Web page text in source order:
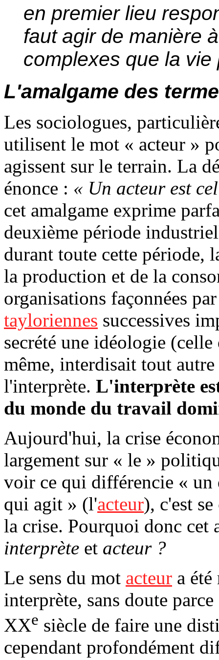
en premier lieu
faut agir de manière
complexes que la
L'amalgame des
Les sociologues,
utilisent le mot « acteur »
agissent sur le terrain. La
énonce : « Un acteur est
cet amalgame exprime
deuxième période
durant toute cette période,
la production et de la
organisations façonnées
tayloriennes successives
secrété une idéologie
même, interdisait tout
l'interprète. L'interprète
du monde du travail
Aujourd'hui, la crise
largement sur « le »
voir ce qui différencie «
qui agit » (l'acteur), c'est
la crise. Pourquoi donc cet
interprète et acteur ?
Le sens du mot acteur a
interprète, sans doute
XXe siècle de faire une
cependant profondément